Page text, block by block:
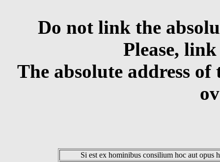
Do not link the
Please,
The absolute address
Si est ex hominibus consilium hoc aut opus